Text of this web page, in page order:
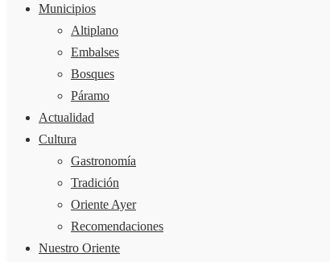
Municipios
Altiplano
Embalses
Bosques
Páramo
Actualidad
Cultura
Gastronomía
Tradición
Oriente Ayer
Recomendaciones
Nuestro Oriente